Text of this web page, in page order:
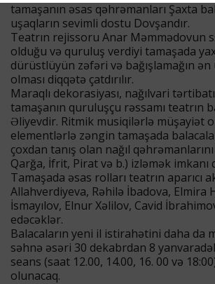
tamaşanın əsas qəhrəmanları Şaxta
uşaqların sevimli dostu Dovşandır.
Teatrın rejissoru Anar Məmmədovun
olduğu və quruluş verdiyi tamaşada
dürüstlüyün zəfəri və bağışlamağın
olması diqqətə çatdırılır.
Maraqlı dekorasiyası, nağılvari
tamaşanın quruluşçu rəssamı teatrın
Əliyevdir. Ritmik musiqilərlə müşayiət
elementlərlə zəngin tamaşada
çoxdan tanış olan nağıl
Qarğa, İfrit, Pirat və b.) izləmək imkanı
Tamaşada əsas rolları teatrın aparıcı
Allahverdiyeva, Rəhilə İbadova, Elmira
İsmayılov, Elnur Xəlilov, Cavid
edəcəklər.
Balacaların yeni il istirahətini daha da
səhnə əsəri 30 dekabrdan 8
seans (saat 12.00, 14.00, 16. 00 və
olunacaq.